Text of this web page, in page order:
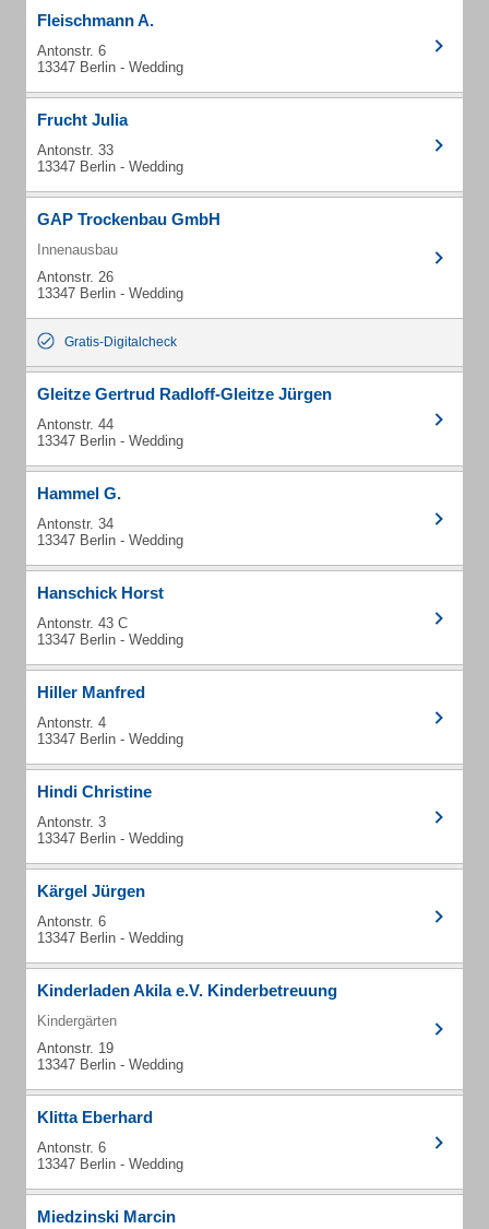
Fleischmann A.
Antonstr. 6
13347 Berlin - Wedding
Frucht Julia
Antonstr. 33
13347 Berlin - Wedding
GAP Trockenbau GmbH
Innenausbau
Antonstr. 26
13347 Berlin - Wedding
Gratis-Digitalcheck
Gleitze Gertrud Radloff-Gleitze Jürgen
Antonstr. 44
13347 Berlin - Wedding
Hammel G.
Antonstr. 34
13347 Berlin - Wedding
Hanschick Horst
Antonstr. 43 C
13347 Berlin - Wedding
Hiller Manfred
Antonstr. 4
13347 Berlin - Wedding
Hindi Christine
Antonstr. 3
13347 Berlin - Wedding
Kärgel Jürgen
Antonstr. 6
13347 Berlin - Wedding
Kinderladen Akila e.V. Kinderbetreuung
Kindergärten
Antonstr. 19
13347 Berlin - Wedding
Klitta Eberhard
Antonstr. 6
13347 Berlin - Wedding
Miedzinski Marcin